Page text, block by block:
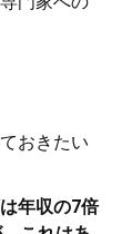
おきたい
年収の7倍